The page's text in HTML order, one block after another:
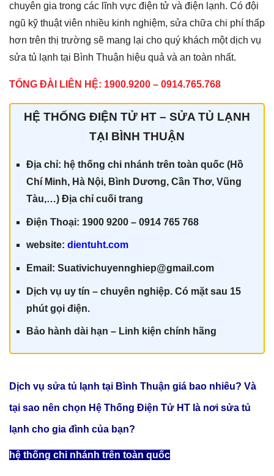
chuyên gia trong các lĩnh vực điện tử và điện lạnh. Có đội
ngũ kỹ thuật viên nhiều kinh nghiệm, sửa chữa chi phí thấp
hơn trên thị trường sẽ mang lại cho quý khách một dịch vụ
sửa tủ lạnh tại Bình Thuận hiệu quả và an toàn nhất.
TỔNG ĐÀI LIÊN HỆ: 1900.9200 – 0914.765.768
HỆ THỐNG ĐIỆN TỬ HT – SỬA TỦ LẠNH
TẠI BÌNH THUẬN
Địa chỉ: hệ thống chi nhánh trên toàn quốc (Hồ
Chí Minh, Hà Nội, Bình Dương, Cần Thơ, Vũng
Tàu,…) Địa chỉ cuối trang
Điện Thoại: 1900 9200 – 0914 765 768
website: dientuht.com
Email: Suativichuyennghiep@gmail.com
Dịch vụ uy tín – chuyên nghiệp. Có mặt sau 15
phút gọi điện.
Bảo hành dài hạn – Linh kiện chính hãng
Dịch vụ sửa tủ lạnh tại Bình Thuận giá bao nhiêu? Và
tại sao nên chọn Hệ Thống Điện Tử HT là nơi sửa tủ
lạnh cho gia đình của bạn?
hệ thống chi nhánh trên toàn quốc